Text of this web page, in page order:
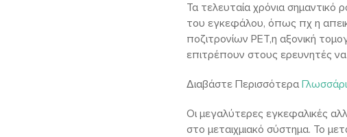
Τα τελευταία χρόνια σημαντικό
του εγκεφάλου, όπως πχ η
ποζιτρονίων PET,η αξονική
επιτρέπουν στους ερευνητές
Διαβάστε Περισσότερα
Οι μεγαλύτερες εγκεφαλικές
στο μεταιχμιακό σύστημα. Το